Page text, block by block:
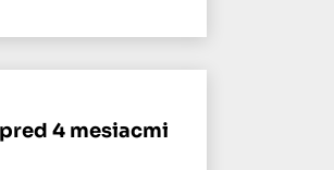
pred 4 mesiacmi